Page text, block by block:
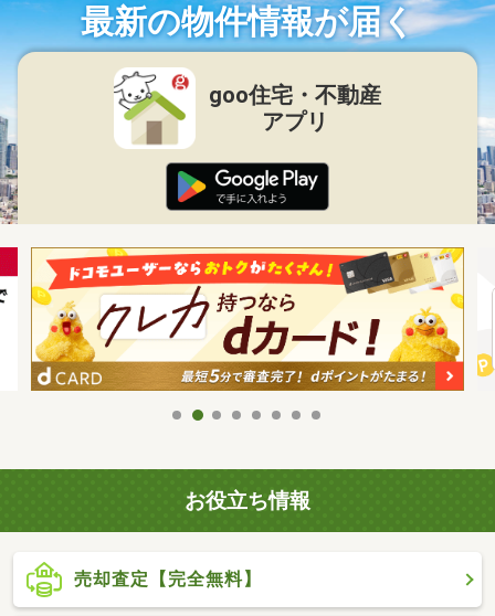
最新の物件情報が届く
goo住宅・不動産
アプリ
お役立ち情報
売却査定【完全無料】